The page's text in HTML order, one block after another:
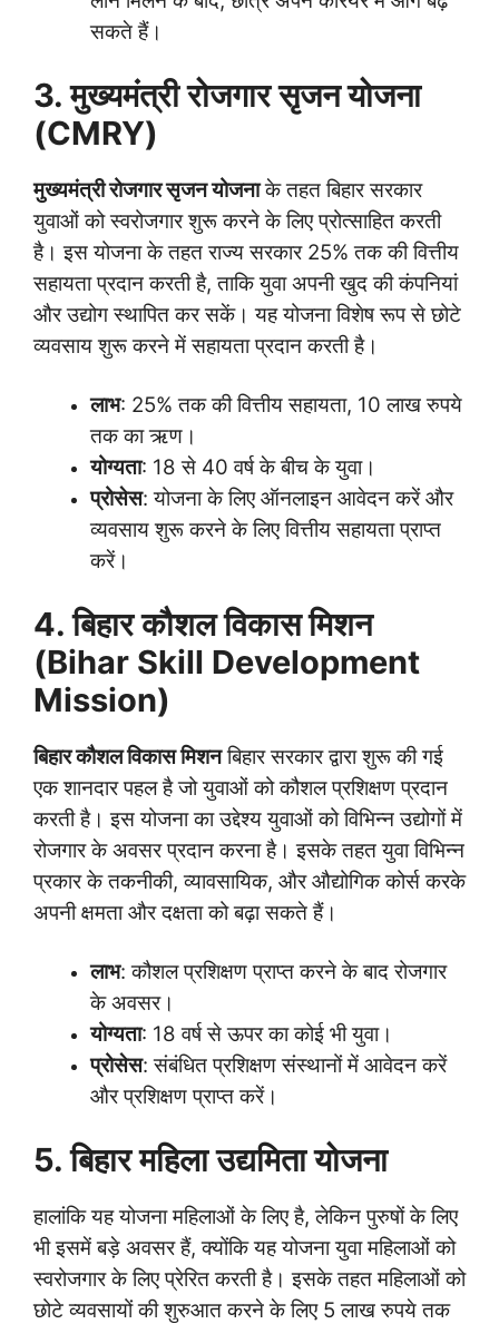
सकते हैं।
3. मुख्यमंत्री रोजगार सृजन योजना
(CMRY)
मुख्यमंत्री रोजगार सृजन योजनाके तहत बिहार सरकार
युवाओं को स्वरोजगार शुरू करने के लिए प्रोत्साहित करती
है। इस योजना के तहत राज्य सरकार 25% तक की वित्तीय
सहायता प्रदान करती है, ताकि युवा अपनी खुद की कंपनियां
और उद्योग स्थापित कर सकें। यह योजना विशेष रूप से छोटे
व्यवसाय शुरू करने में सहायता प्रदान करती है।
लाभ: 25% तक की वित्तीय सहायता, 10 लाख रुपये
तक का ऋण।
योग्यता: 18 से 40 वर्ष के बीच के युवा।
प्रोसेस: योजना के लिए ऑनलाइन आवेदन करें और
व्यवसाय शुरू करने के लिए वित्तीय सहायता प्राप्त
करें।
4. बिहार कौशल विकास मिशन
(Bihar Skill Development
Mission)
बिहार कौशल विकास मिशनबिहार सरकार द्वारा शुरू की गई
एक शानदार पहल है जो युवाओं को कौशल प्रशिक्षण प्रदान
करती है। इस योजना का उद्देश्य युवाओं को विभिन्न उद्योगों में
रोजगार के अवसर प्रदान करना है। इसके तहत युवा विभिन्न
प्रकार के तकनीकी, व्यावसायिक, और औद्योगिक कोर्स करके
अपनी क्षमता और दक्षता को बढ़ा सकते हैं।
लाभ: कौशल प्रशिक्षण प्राप्त करने के बाद रोजगार
के अवसर।
योग्यता: 18 वर्ष से ऊपर का कोई भी युवा।
प्रोसेस: संबंधित प्रशिक्षण संस्थानों में आवेदन करें
और प्रशिक्षण प्राप्त करें।
5. बिहार महिला उद्यमिता योजना
हालांकि यह योजना महिलाओं के लिए है, लेकिन पुरुषों के लिए
भी इसमें बड़े अवसर हैं, क्योंकि यह योजना युवा महिलाओं को
स्वरोजगार के लिए प्रेरित करती है। इसके तहत महिलाओं को
छोटे व्यवसायों की शुरुआत करने के लिए 5 लाख रुपये तक